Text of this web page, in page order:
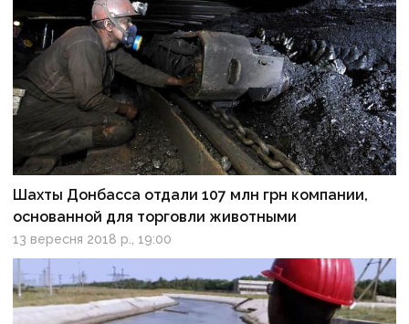
Шахты Донбасса отдали 107 млн грн компании,
основанной для торговли животными
13 вересня 2018 р., 19:00